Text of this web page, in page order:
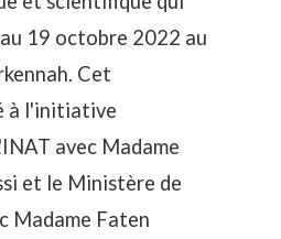
19 octobre 2022 au
. Cet
à l'initiative
avec Madame
et le Ministère de
Madame Faten